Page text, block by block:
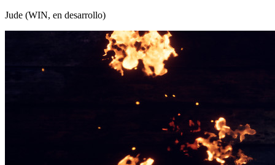
Jude (WIN, en desarrollo)